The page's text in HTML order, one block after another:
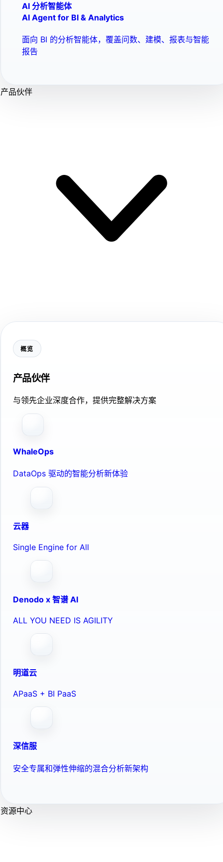
AI 分析智能体
AI Agent for BI & Analytics
面向 BI 的分析智能体，覆盖问数、建模、报表与智能
报告
产品伙伴
概览
产品伙伴
与领先企业深度合作，提供完整解决方案
WhaleOps
DataOps 驱动的智能分析新体验
云器
Single Engine for All
Denodo x 智谱 AI
ALL YOU NEED IS AGILITY
明道云
APaaS + BI PaaS
深信服
安全专属和弹性伸缩的混合分析新架构
资源中心